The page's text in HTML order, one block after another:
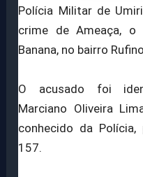
Polícia Militar de
crime de Ameaça,
Banana, no bairro
O acusado foi
Marciano Oliveira
conhecido da
157.